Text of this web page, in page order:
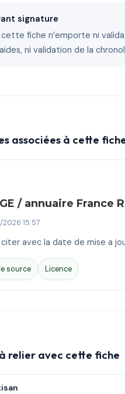
signature
cette fiche n’emporte ni
ni validation de la
associées à cette
/ annuaire France
15:57
citer avec la date de mise a
source Licence
relier avec cette fiche